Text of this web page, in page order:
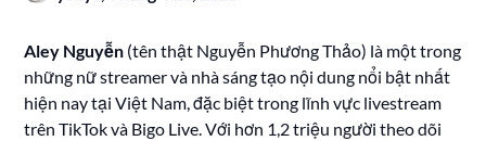
Aley Nguyễn (tên thật Nguyễn Phương Thảo) là một trong
những nữ streamer và nhà sáng tạo nội dung nổi bật nhất
hiện nay tại Việt Nam, đặc biệt trong lĩnh vực livestream
trên TikTok và Bigo Live. Với hơn 1,2 triệu người theo dõi